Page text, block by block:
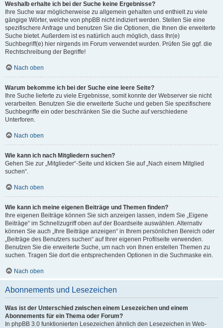
Weshalb erhalte ich bei der Suche keine Ergebnisse?
Ihre Suche war möglicherweise zu allgemein gehalten und enthielt zu viele
gängige Wörter, welche von phpBB nicht indiziert werden. Stellen Sie eine
spezifischere Anfrage und benutzen Sie die Optionen, die Ihnen die erweiterte
Suche bietet. Außerdem ist es natürlich auch möglich, dass Ihr(e)
Suchbegriff(e) hier nirgends im Forum verwendet wurden. Prüfen Sie ggf. die
Rechtschreibung der Begriffe!
Nach oben
Warum bekomme ich bei der Suche eine leere Seite?
Ihre Suche lieferte zu viele Ergebnisse, somit konnte der Webserver sie nicht
verarbeiten. Benutzen Sie die erweiterte Suche und geben Sie spezifischere
Suchbegriffe ein oder beschränken Sie die Suche auf verschiedene
Unterforen.
Nach oben
Wie kann ich nach Mitgliedern suchen?
Gehen Sie zur „Mitglieder“-Seite und klicken Sie auf „Nach einem Mitglied
suchen“.
Nach oben
Wie kann ich meine eigenen Beiträge und Themen finden?
Ihre eigenen Beiträge können Sie sich anzeigen lassen, indem Sie „Eigene
Beiträge“ im Schnellzugriff oben auf der Boardseite auswählen. Alternativ
können Sie auch „Ihre Beiträge anzeigen“ in Ihrem persönlichen Bereich oder
„Beiträge des Benutzers suchen“ auf Ihrer eigenen Profilseite verwenden.
Benutzen Sie die erweiterte Suche, um nach von Ihnen erstellen Themen zu
suchen. Tragen Sie dort die entsprechenden Optionen in die Suchmaske ein.
Nach oben
Abonnements und Lesezeichen
Was ist der Unterschied zwischen einem Lesezeichen und einem
Abonnements für ein Thema oder Forum?
In phpBB 3.0 funktionierten Lesezeichen ähnlich den Lesezeichen in Web-